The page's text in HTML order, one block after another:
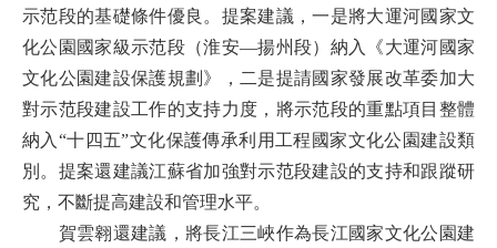
示范段的基礎條件優良。提案建議，一是將大運河國家文
化公園國家級示范段（淮安—揚州段）納入《大運河國家
文化公園建設保護規劃》，二是提請國家發展改革委加大
對示范段建設工作的支持力度，將示范段的重點項目整體
納入“十四五”文化保護傳承利用工程國家文化公園建設類
別。提案還建議江蘇省加強對示范段建設的支持和跟蹤研
究，不斷提高建設和管理水平。
賀雲翱還建議，將長江三峽作為長江國家文化公園建